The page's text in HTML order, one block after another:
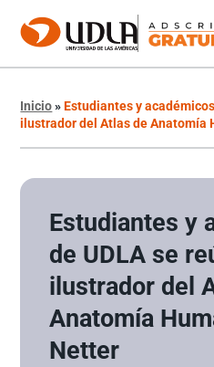
Inicio»Estudiantes y
ilustrador del Atlas de Anatomía
Estudiantes y
de UDLA se
ilustrador del
Anatomía
Netter